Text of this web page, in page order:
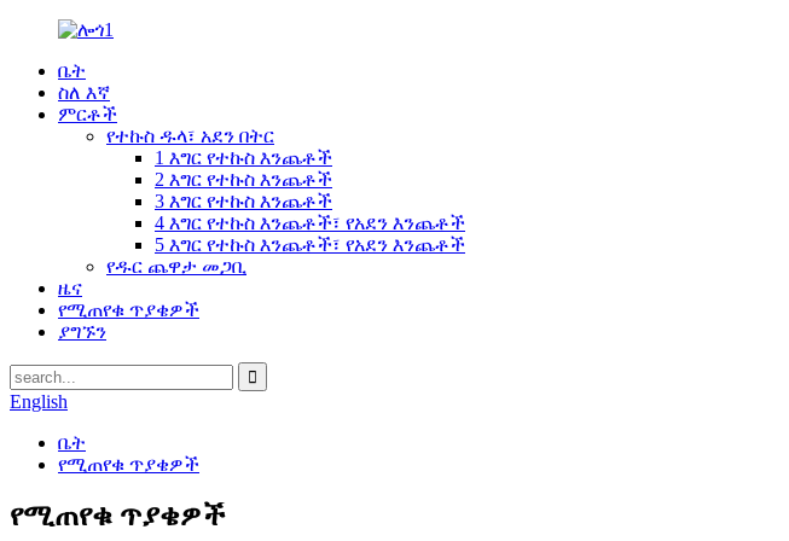
ቤት
ስለ እኛ
ምርቶች
የተኩስ ዱላ፣ አደን በትር
1 እግር የተኩስ እንጨቶች
2 እግር የተኩስ እንጨቶች
3 እግር የተኩስ እንጨቶች
4 እግር የተኩስ እንጨቶች፣ የአደን እንጨቶች
5 እግር የተኩስ እንጨቶች፣ የአደን እንጨቶች
የዱር ጨዋታ መጋቢ
ዜና
የሚጠየቁ ጥያቄዎች
ያግኙን
English
ቤት
የሚጠየቁ ጥያቄዎች
የሚጠየቁ ጥያቄዎች